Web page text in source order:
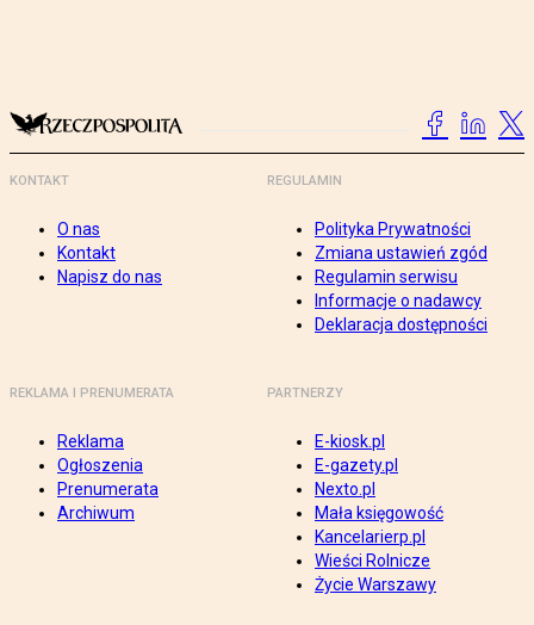
KONTAKT
O nas
Kontakt
Napisz do nas
REGULAMIN
Polityka Prywatności
Zmiana ustawień zgód
Regulamin serwisu
Informacje o nadawcy
Deklaracja dostępności
REKLAMA I PRENUMERATA
Reklama
Ogłoszenia
Prenumerata
Archiwum
PARTNERZY
E-kiosk.pl
E-gazety.pl
Nexto.pl
Mała księgowość
Kancelarierp.pl
Wieści Rolnicze
Życie Warszawy